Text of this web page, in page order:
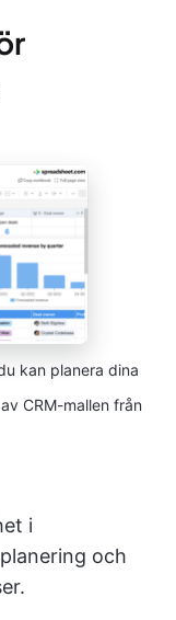
kan planera dina
CRM-mallen från
i
och